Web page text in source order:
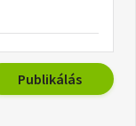
Publikálás